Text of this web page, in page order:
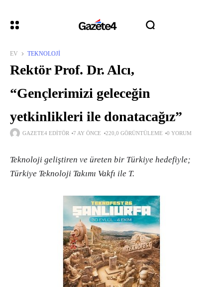
EV TEKNOLOJI
Rektör Prof. Dr. Alcı,
“Gençlerimizi geleceğin
yetkinlikleri ile donatacağız”
GAZETE4 EDITÖR 7 AY ÖNCE 220,0 GÖRÜNTÜLEME 0 YORUM
Teknoloji geliştiren ve üreten bir Türkiye hedefiyle;
Türkiye Teknoloji Takımı Vakfı ile T.